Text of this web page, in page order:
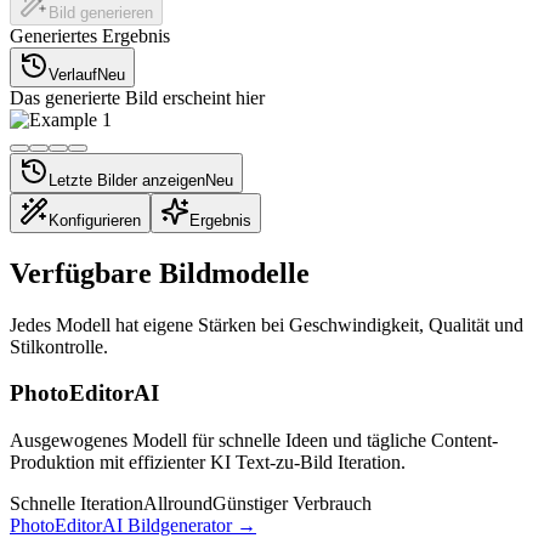
Bild generieren
Generiertes Ergebnis
VerlaufNeu
Das generierte Bild erscheint hier
Letzte Bilder anzeigenNeu
Konfigurieren Ergebnis
Verfügbare Bildmodelle
Jedes Modell hat eigene Stärken bei Geschwindigkeit, Qualität und
Stilkontrolle.
PhotoEditorAI
Ausgewogenes Modell für schnelle Ideen und tägliche Content-
Produktion mit effizienter KI Text-zu-Bild Iteration.
Schnelle IterationAllroundGünstiger Verbrauch
PhotoEditorAI Bildgenerator→